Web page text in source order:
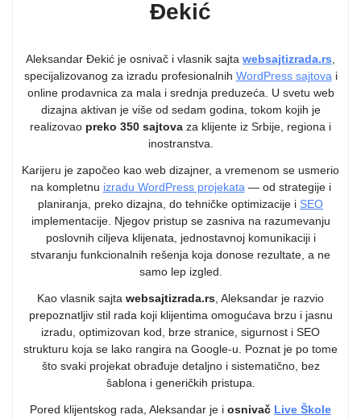
Đekić
Aleksandar Đekić je osnivač i vlasnik sajta websajtizrada.rs,
specijalizovanog za izradu profesionalnih WordPress sajtovai
online prodavnica za mala i srednja preduzeća. U svetu web
dizajna aktivan je više od sedam godina, tokom kojih je
realizovao preko 350 sajtova za klijente iz Srbije, regiona i
inostranstva.
Karijeru je započeo kao web dizajner, a vremenom se usmerio
na kompletnu izradu WordPress projekata— od strategije i
planiranja, preko dizajna, do tehničke optimizacije i SEO
implementacije. Njegov pristup se zasniva na razumevanju
poslovnih ciljeva klijenata, jednostavnoj komunikaciji i
stvaranju funkcionalnih rešenja koja donose rezultate, a ne
samo lep izgled.
Kao vlasnik sajta websajtizrada.rs, Aleksandar je razvio
prepoznatljiv stil rada koji klijentima omogućava brzu i jasnu
izradu, optimizovan kod, brze stranice, sigurnost i SEO
strukturu koja se lako rangira na Google-u. Poznat je po tome
što svaki projekat obrađuje detaljno i sistematično, bez
šablona i generičkih pristupa.
Pored klijentskog rada, Aleksandar je i osnivač Live Škole